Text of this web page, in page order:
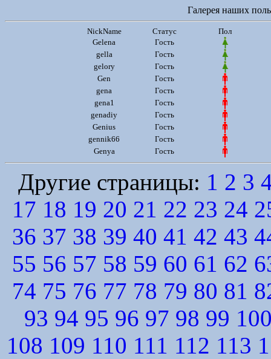
Галерея наших
NickName Статус
Пол
Gelena
Гость
gella
Гость
gelory
Гость
Gen
Гость
gena
Гость
gena1
Гость
genadiy
Гость
Genius
Гость
gennik66
Гость
Genya
Гость
Другие страницы: 1 2 3
17 18 19 20 21 22 23 24
36 37 38 39 40 41 42 43
55 56 57 58 59 60 61 62
74 75 76 77 78 79 80 81
93 94 95 96 97 98 99
108 109 110 111 112 113